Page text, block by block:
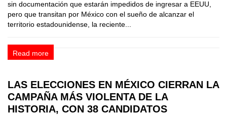
sin documentación que estarán impedidos de ingresar a EEUU,
pero que transitan por México con el sueño de alcanzar el
territorio estadounidense, la reciente...
Read more
LAS ELECCIONES EN MÉXICO CIERRAN LA
CAMPAÑA MÁS VIOLENTA DE LA
HISTORIA, CON 38 CANDIDATOS